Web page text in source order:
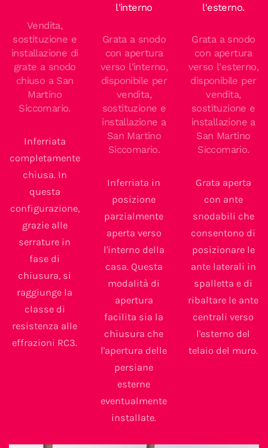
Vendita,
sostituzione e
installazione di
grate a snodo
chiuso a San
Martino
Siccomario.
Inferriata
completamente
chiusa. In
questa
configurazione,
grazie alle
serrature in
fase di
chiusura, si
raggiunge la
classe di
resistenza alle
effrazioni RC3.
l'interno
Grata a snodo
con apertura
verso l'interno,
disponibile per
vendita,
sostituzione e
installazione a
San Martino
Siccomario.
Inferriata in
posizione
parzialmente
aperta verso
l'interno della
casa. Questa
modalità di
apertura
facilita sia la
chiusura che
l'apertura delle
persiane
esterne
eventualmente
installate.
l'esterno.
Grata a snodo
con apertura
verso l'esterno,
disponibile per
vendita,
sostituzione e
installazione a
San Martino
Siccomario.
Grata aperta
con ante
snodabili che
consentono di
posizionare le
ante laterali in
spalletta e di
ribaltare le ante
centrali verso
l'esterno del
telaio del muro.